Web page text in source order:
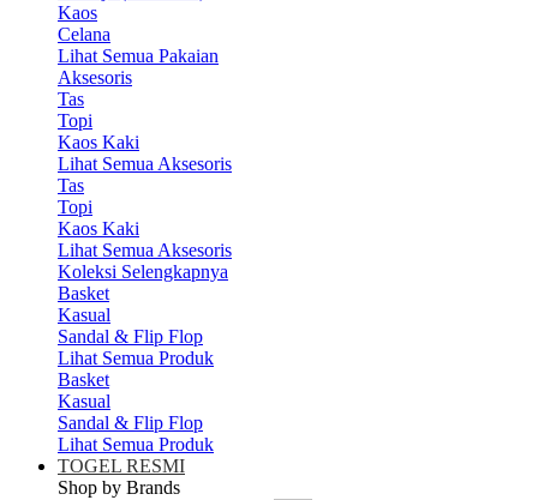
Kaos
Celana
Lihat Semua Pakaian
Aksesoris
Tas
Topi
Kaos Kaki
Lihat Semua Aksesoris
Tas
Topi
Kaos Kaki
Lihat Semua Aksesoris
Koleksi Selengkapnya
Basket
Kasual
Sandal & Flip Flop
Lihat Semua Produk
Basket
Kasual
Sandal & Flip Flop
Lihat Semua Produk
TOGEL RESMI
Shop by Brands